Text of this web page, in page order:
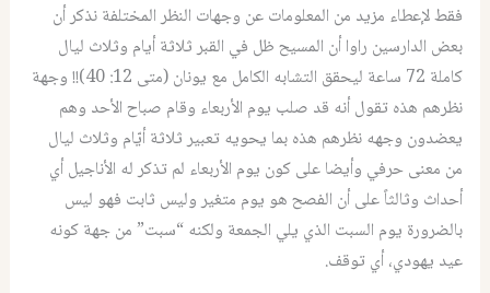
فقط لإعطاء مزيد من المعلومات عن وجهات النظر المختلفة نذكر أن
بعض الدارسين راوا أن المسيح ظل في القبر ثلاثة أيام وثلاث ليال
كاملة 72 ساعة ليحقق التشابه الكامل مع يونان (متى 12: 40)!! وجهة
نظرهم هذه تقول أنه قد صلب يوم الأربعاء وقام صباح الأحد وهم
يعضدون وجهه نظرهم هذه بما يحويه تعبير ثلاثة أيّام وثلاث ليال
من معنى حرفي وأيضا على كون يوم الأربعاء لم تذكر له الأناجيل أي
أحداث وثالثاً على أن الفصح هو يوم متغير وليس ثابت فهو ليس
بالضرورة يوم السبت الذي يلي الجمعة ولكنه “سبت” من جهة كونه
عيد يهودي، أي توقف.